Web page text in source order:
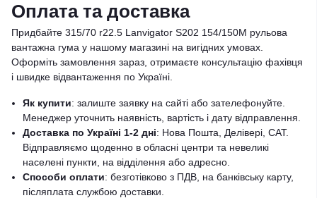
Оплата та доставка
Придбайте 315/70 r22.5 Lanvigator S202 154/150M рульова
вантажна гума у нашому магазині на вигідних умовах.
Оформіть замовлення зараз, отримаєте консультацію фахівця
і швидке відвантаження по Україні.
Як купити: залиште заявку на сайті або зателефонуйте.
Менеджер уточнить наявність, вартість і дату відправлення.
Доставка по Україні 1-2 дні: Нова Пошта, Делівері, САТ.
Відправляємо щоденно в обласні центри та невеликі
населені пункти, на відділення або адресно.
Способи оплати: безготівково з ПДВ, на банківську карту,
післяплата службою доставки.